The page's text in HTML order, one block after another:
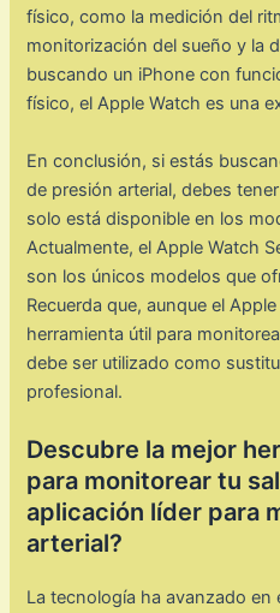
físico, como la medición del
monitorización del sueño y la
buscando un iPhone con
físico, el Apple Watch es una
En conclusión, si estás
de presión arterial, debes
solo está disponible en los
Actualmente, el Apple Watch
son los únicos modelos que
Recuerda que, aunque el
herramienta útil para
debe ser utilizado como
profesional.
Descubre la mejor
para monitorear tu
aplicación líder para
arterial?
La tecnología ha avanzado en